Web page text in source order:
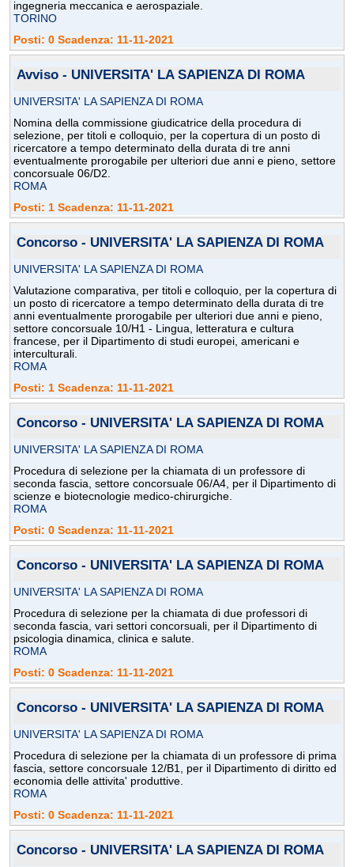
ingegneria meccanica e aerospaziale.
TORINO
Posti: 0 Scadenza: 11-11-2021
Avviso - UNIVERSITA' LA SAPIENZA DI ROMA
UNIVERSITA' LA SAPIENZA DI ROMA
Nomina della commissione giudicatrice della procedura di
selezione, per titoli e colloquio, per la copertura di un posto di
ricercatore a tempo determinato della durata di tre anni
eventualmente prorogabile per ulteriori due anni e pieno, settore
concorsuale 06/D2.
ROMA
Posti: 1 Scadenza: 11-11-2021
Concorso - UNIVERSITA' LA SAPIENZA DI ROMA
UNIVERSITA' LA SAPIENZA DI ROMA
Valutazione comparativa, per titoli e colloquio, per la copertura di
un posto di ricercatore a tempo determinato della durata di tre
anni eventualmente prorogabile per ulteriori due anni e pieno,
settore concorsuale 10/H1 - Lingua, letteratura e cultura
francese, per il Dipartimento di studi europei, americani e
interculturali.
ROMA
Posti: 1 Scadenza: 11-11-2021
Concorso - UNIVERSITA' LA SAPIENZA DI ROMA
UNIVERSITA' LA SAPIENZA DI ROMA
Procedura di selezione per la chiamata di un professore di
seconda fascia, settore concorsuale 06/A4, per il Dipartimento di
scienze e biotecnologie medico-chirurgiche.
ROMA
Posti: 0 Scadenza: 11-11-2021
Concorso - UNIVERSITA' LA SAPIENZA DI ROMA
UNIVERSITA' LA SAPIENZA DI ROMA
Procedura di selezione per la chiamata di due professori di
seconda fascia, vari settori concorsuali, per il Dipartimento di
psicologia dinamica, clinica e salute.
ROMA
Posti: 0 Scadenza: 11-11-2021
Concorso - UNIVERSITA' LA SAPIENZA DI ROMA
UNIVERSITA' LA SAPIENZA DI ROMA
Procedura di selezione per la chiamata di un professore di prima
fascia, settore concorsuale 12/B1, per il Dipartimento di diritto ed
economia delle attivita' produttive.
ROMA
Posti: 0 Scadenza: 11-11-2021
Concorso - UNIVERSITA' LA SAPIENZA DI ROMA